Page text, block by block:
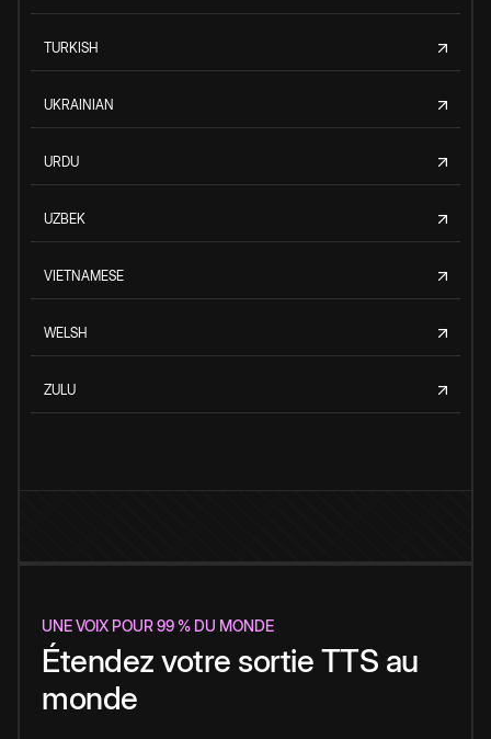
TURKISH
UKRAINIAN
URDU
UZBEK
VIETNAMESE
WELSH
ZULU
UNE VOIX POUR 99 % DU MONDE
Étendez votre sortie TTS au
monde